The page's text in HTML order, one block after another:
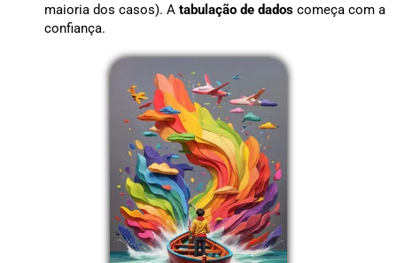
maioria dos casos). A tabulação de dados começa com a
confiança.